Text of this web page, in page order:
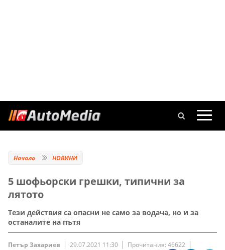
Начало НОВИНИ
5 шофьорски грешки, типични за
лятото
Тези действия са опасни не само за водача, но и за
останалите на пътя
Петър Захариев 29.07.2021 11:30 Прочитания: 46622